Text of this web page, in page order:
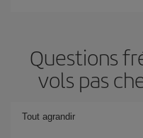
Questions
vols pas
Tout agrandir